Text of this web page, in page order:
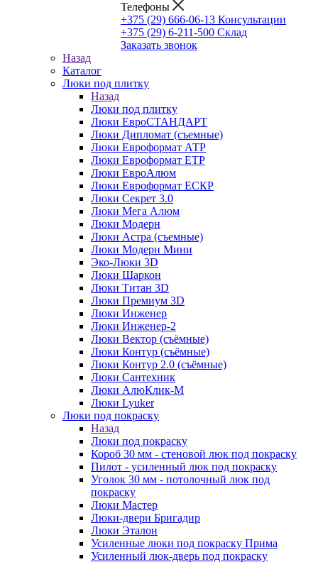
Телефоны
+375 (29) 666-06-13 Консультации
+375 (29) 6-211-500 Склад
Заказать звонок
Назад
Каталог
Люки под плитку
Назад
Люки под плитку
Люки ЕвроСТАНДАРТ
Люки Дипломат (съемные)
Люки Евроформат АТР
Люки Евроформат ЕТР
Люки ЕвроАлюм
Люки Евроформат ЕСКР
Люки Секрет 3.0
Люки Мега Алюм
Люки Модерн
Люки Астра (съемные)
Люки Модерн Мини
Эко-Люки 3D
Люки Шаркон
Люки Титан 3D
Люки Премиум 3D
Люки Инженер
Люки Инженер-2
Люки Вектор (съёмные)
Люки Контур (съёмные)
Люки Контур 2.0 (съёмные)
Люки Сантехник
Люки АлюКлик-М
Люки Lyuker
Люки под покраску
Назад
Люки под покраску
Короб 30 мм - стеновой люк под покраску
Пилот - усиленный люк под покраску
Уголок 30 мм - потолочный люк под
покраску
Люки Мастер
Люки-двери Бригадир
Люки Эталон
Усиленные люки под покраску Прима
Усиленный люк-дверь под покраску